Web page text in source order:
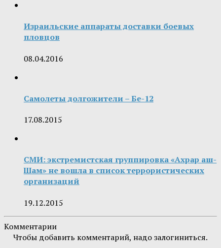
Израильские аппараты доставки боевых
пловцов
08.04.2016
Самолеты долгожители – Бе-12
17.08.2015
СМИ: экстремистская группировка «Ахрар аш-
Шам» не вошла в список террористических
организаций
19.12.2015
Комментарии
Чтобы добавить комментарий, надо залогиниться.